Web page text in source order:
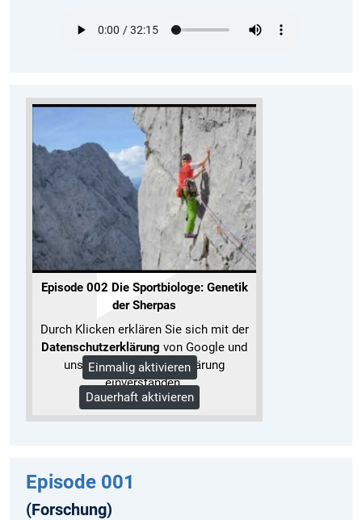
Episode 002 Die Sportbiologe: Genetik
der Sherpas
Durch Klicken erklären Sie sich mit der
Datenschutzerklärung von Google und
unserer Datenschutzerklärung
einverstanden.
Mehr Informationen
Einmalig aktivieren
Dauerhaft aktivieren
Episode 001
(Forschung)